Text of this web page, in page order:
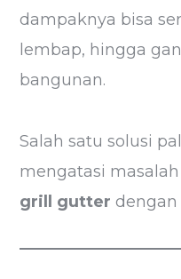
dampaknya bisa
lembap, hingga
bangunan.
Salah satu solusi
mengatasi
grill gutter dengan